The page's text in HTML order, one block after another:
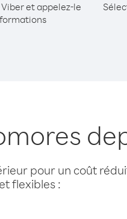
et appelez-le
pour un coût
flexibles :